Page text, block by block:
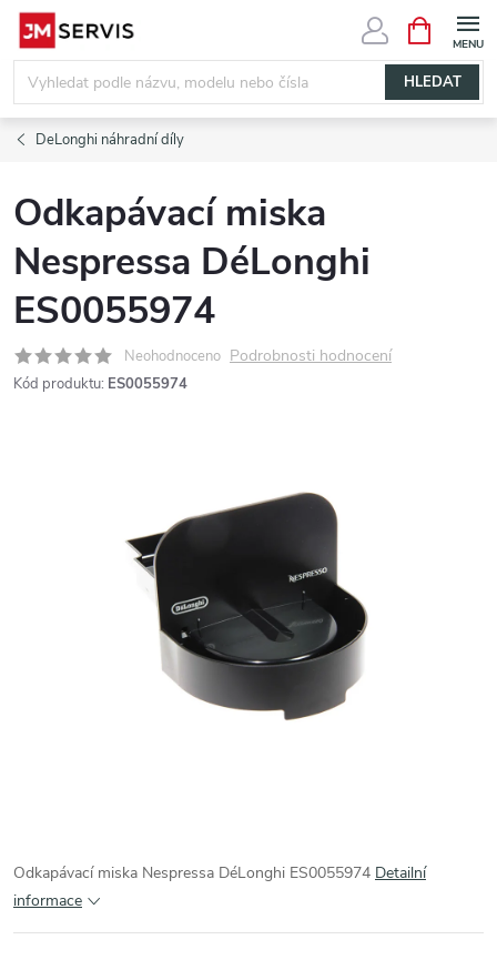
Přejít
obsah
HLEDAT
NÁKUPNÍ
KOŠÍK
DeLonghi náhradní díly
Odkapávací miska
Nespressa DéLonghi
ES0055974
Neohodnoceno Podrobnosti hodnocení
Kód produktu: ES0055974
Odkapávací miska Nespressa DéLonghi ES0055974 Detailní
informace